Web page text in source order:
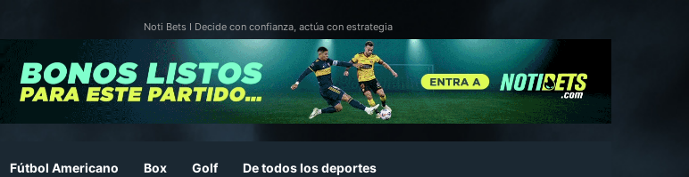
Noti Bets I Decide con confianza, actúa con estrategia
Fútbol Americano Box Golf De todos los deportes